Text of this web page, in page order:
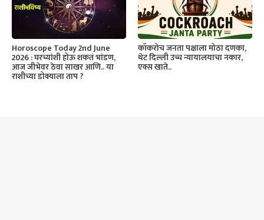
Horoscope Today 2nd June
2026 : घरच्यांशी होऊ शकतं भांडण,
आज जीभेवर ठेवा साखर आणि.. या
राशीच्या डोक्याला ताप ?
कॉकरोच जनता पक्षाला मोठा दणका,
थेट दिल्ली उच्च न्यायालयाचा नकार,
एक्स खाते..